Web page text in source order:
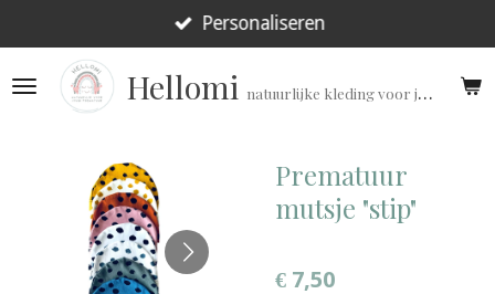
direct
naar
Hellomi natuurlijke kleding voor jouw prematuur!
Personaliseren
Prematuur
mutsje "stip"
€ 7,50